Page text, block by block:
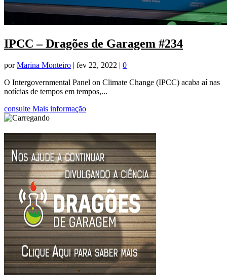
IPCC – Dragões de Garagem #234
porMarina Monteiro | fev 22, 2022 | 0
O Intergovernmental Panel on Climate Change (IPCC) acaba aí nas
notícias de tempos em tempos,...
consulte Mais informação